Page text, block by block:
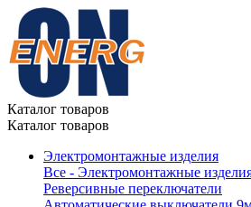
Каталог товаров
Каталог товаров
Электромонтажные изделия
Все - Электромонтажные
Реверсивные переключатели